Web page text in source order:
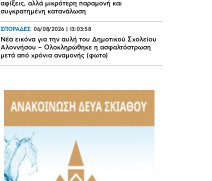
αφίξεις, αλλά μικρότερη παραμονή και
συγκρατημένη κατανάλωση
ΣΠΟΡΑΔΕΣ 06/08/2026 13:03:58
Νέα εικόνα για την αυλή του Δημοτικού Σχολείου
Αλοννήσου – Ολοκληρώθηκε η ασφαλτόστρωση
μετά από χρόνια αναμονής (φωτο)